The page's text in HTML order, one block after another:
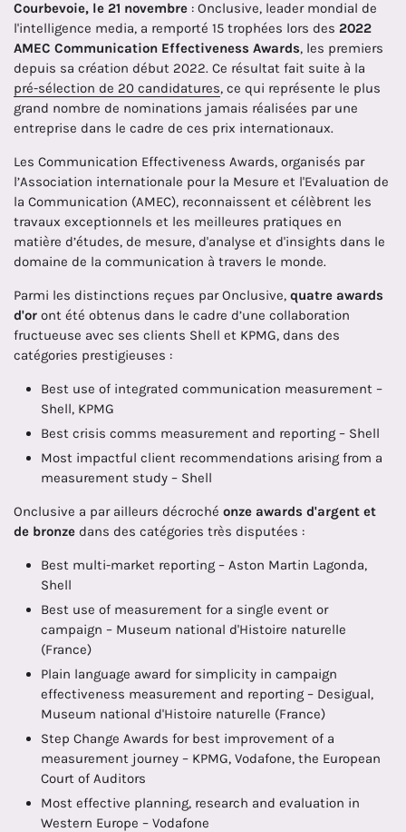
Courbevoie, le 21 novembre : Onclusive, leader mondial de
l'intelligence media, a remporté 15 trophées lors des 2022
AMEC Communication Effectiveness Awards, les premiers
depuis sa création début 2022. Ce résultat fait suite à la
pré-sélection de 20 candidatures, ce qui représente le plus
grand nombre de nominations jamais réalisées par une
entreprise dans le cadre de ces prix internationaux.
Les Communication Effectiveness Awards, organisés par
l’Association internationale pour la Mesure et l'Evaluation de
la Communication (AMEC), reconnaissent et célèbrent les
travaux exceptionnels et les meilleures pratiques en
matière d’études, de mesure, d'analyse et d'insights dans le
domaine de la communication à travers le monde.
Parmi les distinctions reçues par Onclusive, quatre awards
d'or ont été obtenus dans le cadre d’une collaboration
fructueuse avec ses clients Shell et KPMG, dans des
catégories prestigieuses :
Best use of integrated communication measurement –
Shell, KPMG
Best crisis comms measurement and reporting – Shell
Most impactful client recommendations arising from a
measurement study – Shell
Onclusive a par ailleurs décroché onze awards d'argent et
de bronze dans des catégories très disputées :
Best multi-market reporting – Aston Martin Lagonda,
Shell
Best use of measurement for a single event or
campaign – Museum national d'Histoire naturelle
(France)
Plain language award for simplicity in campaign
effectiveness measurement and reporting – Desigual,
Museum national d'Histoire naturelle (France)
Step Change Awards for best improvement of a
measurement journey – KPMG, Vodafone, the European
Court of Auditors
Most effective planning, research and evaluation in
Western Europe – Vodafone